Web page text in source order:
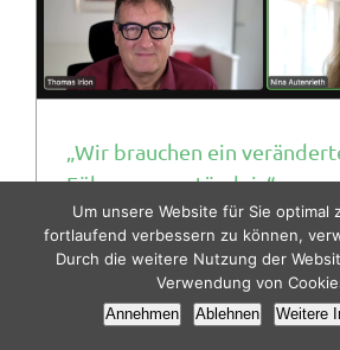
„Wir brauchen ein
Führungsverständnis“
ByZentrum für Medienbildung | 15.
Aktuelles ,LeadCom | Tags: Bildung,
Digitalisierung,Führungsverständnis,
Die Schulleiter Volker Arntz und Micha
Inerview über Geteilte Führung an
Um unsere Website für Sie optimal
fortlaufend verbessern zu können,
Durch die weitere Nutzung der
Verwendung von
Annehmen Ablehnen Weitere